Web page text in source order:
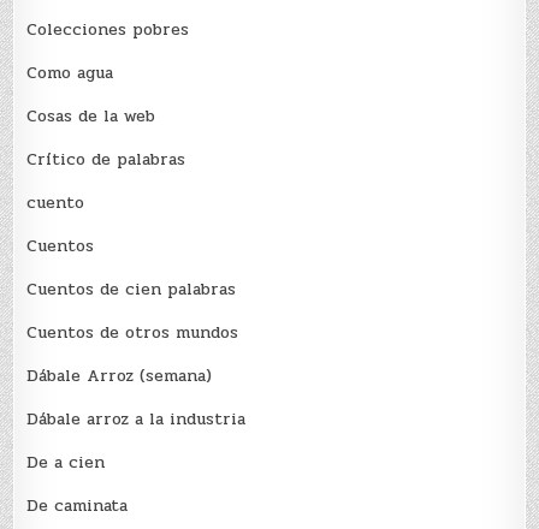
Colecciones pobres
Como agua
Cosas de la web
Crítico de palabras
cuento
Cuentos
Cuentos de cien palabras
Cuentos de otros mundos
Dábale Arroz (semana)
Dábale arroz a la industria
De a cien
De caminata